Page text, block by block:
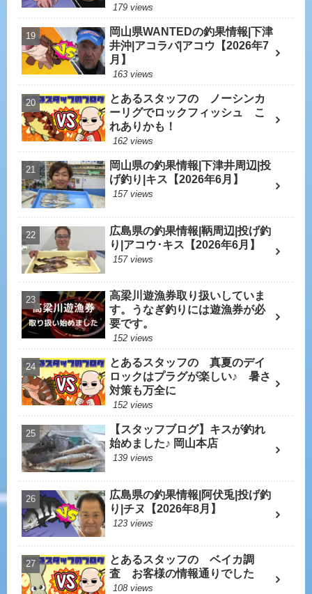
179 views
岡山県WANTEDの釣果情報|下津
井沖|アコラバ|アコウ【2026年7
月】
163 views
とあるスタッフの ノーシンカ
ーリグでロックフィッシュ こ
れありかも！
162 views
岡山県の釣果情報|下津井周辺|投
げ釣り|キス【2026年6月】
157 views
広島県の釣果情報|鞆周辺|投げ釣
り|アコウ･キス【2026年6月】
157 views
高梁川遊漁券取り扱いしていま
す。うなぎ釣りには遊漁券が必
要です。
152 views
とあるスタッフの 真夏のデイ
ロックはプラグが楽しい♪ 暑さ
対策も万全に
152 views
【スタッフブログ】キスが釣れ
始めました♪ 岡山本店
139 views
広島県の釣果情報|阿伏兎|投げ釣
り|チヌ【2026年8月】
123 views
とあるスタッフの ベイカ調
査 お客様の情報通りでした
108 views